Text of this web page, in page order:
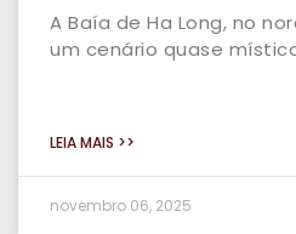
A Baía de Ha Long, no
um cenário quase
LEIA MAIS >>
novembro 06, 2025